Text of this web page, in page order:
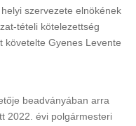
szervezete elnökének
tételi kötelezettség
követelte Gyenes Levente
beadványában arra
2022. évi polgármesteri